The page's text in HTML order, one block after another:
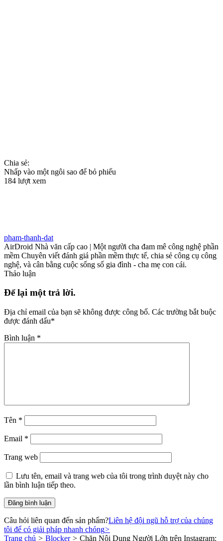
Chia sẻ:
Nhấp vào một ngôi sao để bỏ phiếu
184 lượt xem
pham-thanh-dat
AirDroid Nhà văn cấp cao | Một người cha đam mê công nghệ phần
mềm Chuyên viết đánh giá phần mềm thực tế, chia sẻ công cụ công
nghệ, và cân bằng cuộc sống số gia đình - cha mẹ con cái.
Thảo luận
Để lại một trả lời.
Địa chỉ email của bạn sẽ không được công bố. Các trường bắt buộc
được đánh dấu*
Bình luận *
Tên *
Email *
Trang web
Lưu tên, email và trang web của tôi trong trình duyệt này cho
lần bình luận tiếp theo.
Câu hỏi liên quan đến sản phẩm?Liên hệ đội ngũ hỗ trợ của chúng
tôi để có giải pháp nhanh chóng>
Trang chủ > Blocker > Chặn Nội Dung Người Lớn trên Instagram: